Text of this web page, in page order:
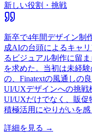
新しい役割・挑戦
新卒で4年間デザイン制
成AIの台頭によるキャ
るビジュアル制作に留
を求めた。当初は未経
の、Finatextの風通しの
UI/UXデザインへの挑戦
UI/UXだけでなく、販
積極活用にやりがいを感
詳細を見る →